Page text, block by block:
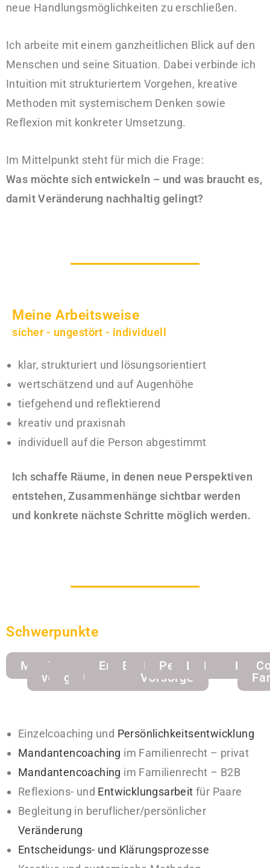
neue Handlungsmöglichkeiten zu erschließen.
Ich arbeite mit einem ganzheitlichen Blick auf den
Menschen und seine Situation. Dabei verbinde ich
Intuition mit strukturiertem Vorgehen, kreative
Methoden mit systemischem Denken sowie
Reflexion mit konkreter Umsetzung.
Im Mittelpunkt steht für mich die Frage:
Was möchte sich entwickeln – und was braucht es,
damit Veränderung nachhaltig gelingt?
Meine Arbeitsweise
sicher - ungestört - individuell
klar, strukturiert und lösungsorientiert
wertschätzend und auf Augenhöhe
tiefgehend und reflektierend
kreativ und praxisnah
individuell auf die Person abgestimmt
Ich schaffe Räume, in denen neue Perspektiven
entstehen, Zusammenhänge sichtbar werden
und konkrete nächste Schritte möglich werden.
Schwerpunkte
MandantenCoaching
Trennung
verarbeiten
Klarheit
gewinnen
Innere
Unruhe
Entscheidungen
treffen
Blockaden
lösen
Burnout
Vorsorge
Einzelcoaching und Persönlichkeitsentwicklung
Mandantencoaching im Familienrecht – privat
Mandantencoaching im Familienrecht – B2B
Reflexions- und Entwicklungsarbeit für Paare
Begleitung in beruflicher/persönlicher
Veränderung
Entscheidungs- und Klärungsprozesse